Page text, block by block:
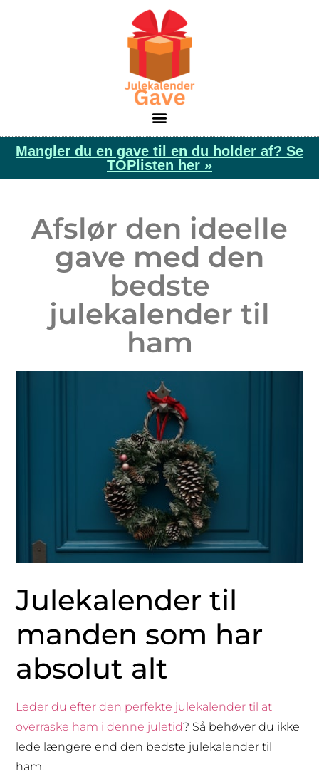
Mangler du en gave til en du holder af? Se
TOPlisten her »
Afslør den ideelle
gave med den
bedste
julekalender til
ham
Julekalender til
manden som har
absolut alt
Leder du efter den perfekte julekalender til at
overraske ham i denne juletid? Så behøver du ikke
lede længere end den bedste julekalender til
ham.